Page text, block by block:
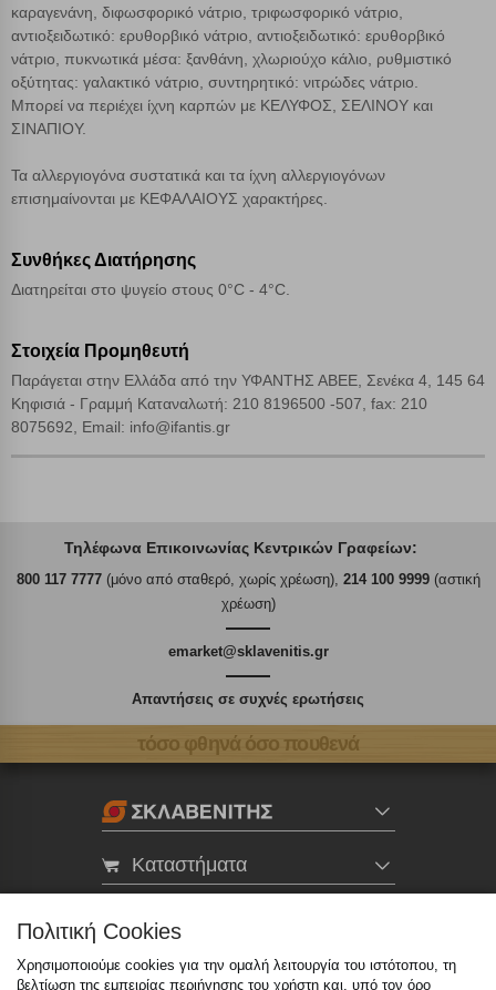
καραγενάνη, διφωσφορικό νάτριο, τριφωσφορικό νάτριο,
αντιοξειδωτικό: ερυθορβικό νάτριο, αντιοξειδωτικό: ερυθορβικό
νάτριο, πυκνωτικά μέσα: ξανθάνη, χλωριούχο κάλιο, ρυθμιστικό
οξύτητας: γαλακτικό νάτριο, συντηρητικό: νιτρώδες νάτριο.
Μπορεί να περιέχει ίχνη καρπών με ΚΕΛΥΦΟΣ, ΣΕΛΙΝΟΥ και
ΣΙΝΑΠΙΟΥ.
Τα αλλεργιογόνα συστατικά και τα ίχνη αλλεργιογόνων
επισημαίνονται με ΚΕΦΑΛΑΙΟΥΣ χαρακτήρες.
Συνθήκες Διατήρησης
Διατηρείται στο ψυγείο στους 0°C - 4°C.
Στοιχεία Προμηθευτή
Παράγεται στην Ελλάδα από την ΥΦΑΝΤΗΣ ΑΒΕΕ, Σενέκα 4, 145 64
Κηφισιά - Γραμμή Καταναλωτή: 210 8196500 -507, fax: 210
8075692, Email: info@ifantis.gr
Τηλέφωνα Επικοινωνίας Κεντρικών Γραφείων:
800 117 7777(μόνο από σταθερό, χωρίς χρέωση), 214 100 9999(αστική
χρέωση)
emarket@sklavenitis.gr
Απαντήσεις σε συχνές ερωτήσεις
τόσο φθηνά όσο πουθενά
Καταστήματα
eMarket
Πολιτική Cookies
Χρησιμοποιούμε cookies για την ομαλή λειτουργία του ιστότοπου, τη
βελτίωση της εμπειρίας περιήγησης του χρήστη και, υπό τον όρο
Απόρριψη όλων
Αποδοχή όλων